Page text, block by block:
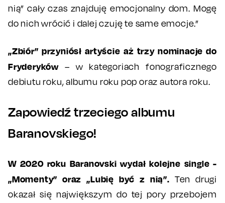
nią” cały czas znajduję emocjonalny dom. Mogę
do nich wrócić i dalej czuję te same emocje.”
„Zbiór” przyniósł artyście aż trzy nominacje do
Fryderyków – w kategoriach fonograficznego
debiutu roku, albumu roku pop oraz autora roku.
Zapowiedź trzeciego albumu
Baranovskiego!
W 2020 roku Baranovski wydał kolejne single -
„Momenty” oraz „Lubię być z nią”. Ten drugi
okazał się największym do tej pory przebojem